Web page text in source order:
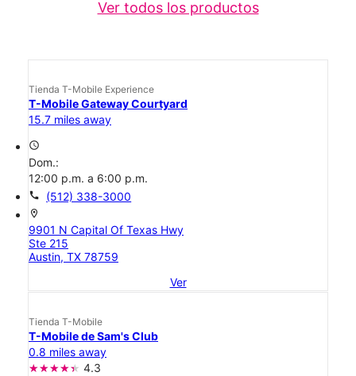
Ver todos los productos
Tienda T-Mobile Experience
T-Mobile Gateway Courtyard
15.7 miles away
access_time
Dom.:
12:00 p.m. a 6:00 p.m.
call (512) 338-3000
location_on
9901 N Capital Of Texas Hwy
Ste 215
Austin, TX 78759
Ver
Tienda T-Mobile
T-Mobile de Sam's Club
0.8 miles away
4.3